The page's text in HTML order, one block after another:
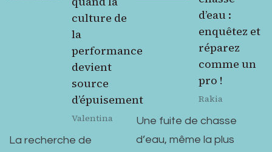
culture de
la
performance
devient
source
d’épuisement
Valentina
La recherche de
d’eau :
enquêtez et
réparez
comme un
pro !
Rakia
Une fuite de chasse
d’eau, même la plus